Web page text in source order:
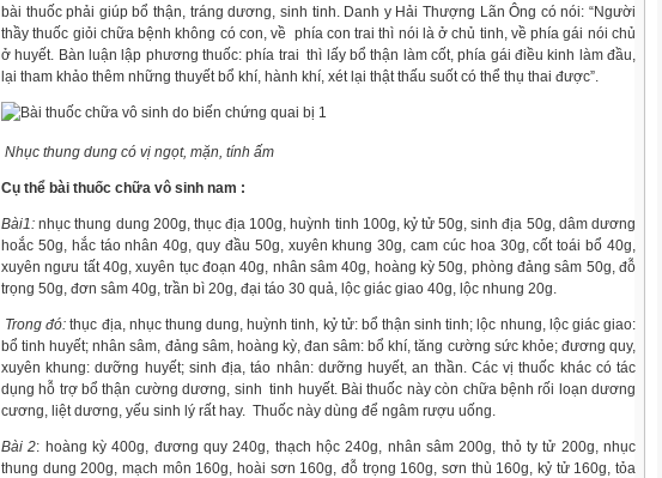
bài thuốc phải giúp bổ thận, tráng dương, sinh tinh. Danh y Hải Thượng Lãn Ông có nói: “Người
thầy thuốc giỏi chữa bệnh không có con, về phía con trai thì nói là ở chủ tinh, về phía gái nói chủ
ở huyết. Bàn luận lập phương thuốc: phía trai thì lấy bổ thận làm cốt, phía gái điều kinh làm đầu,
lại tham khảo thêm những thuyết bổ khí, hành khí, xét lại thật thấu suốt có thể thụ thai được”.
Nhục thung dung có vị ngọt, mặn, tính ấm
Cụ thể bài thuốc chữa vô sinh nam :
Bài1: nhục thung dung 200g, thục địa 100g, huỳnh tinh 100g, kỷ tử 50g, sinh địa 50g, dâm dương
hoắc 50g, hắc táo nhân 40g, quy đầu 50g, xuyên khung 30g, cam cúc hoa 30g, cốt toái bổ 40g,
xuyên ngưu tất 40g, xuyên tục đoạn 40g, nhân sâm 40g, hoàng kỳ 50g, phòng đảng sâm 50g, đỗ
trọng 50g, đơn sâm 40g, trần bì 20g, đại táo 30 quả, lộc giác giao 40g, lộc nhung 20g.
Trong đó: thục địa, nhục thung dung, huỳnh tinh, kỷ tử: bổ thận sinh tinh; lộc nhung, lộc giác giao:
bổ tinh huyết; nhân sâm, đảng sâm, hoàng kỳ, đan sâm: bổ khí, tăng cường sức khỏe; đương quy,
xuyên khung: dưỡng huyết; sinh địa, táo nhân: dưỡng huyết, an thần. Các vị thuốc khác có tác
dụng hỗ trợ bổ thận cường dương, sinh tinh huyết. Bài thuốc này còn chữa bệnh rối loạn dương
cương, liệt dương, yếu sinh lý rất hay. Thuốc này dùng để ngâm rượu uống.
Bài 2: hoàng kỳ 400g, đương quy 240g, thạch hộc 240g, nhân sâm 200g, thỏ ty tử 200g, nhục
thung dung 200g, mạch môn 160g, hoài sơn 160g, đỗ trọng 160g, sơn thù 160g, kỷ tử 160g, tỏa